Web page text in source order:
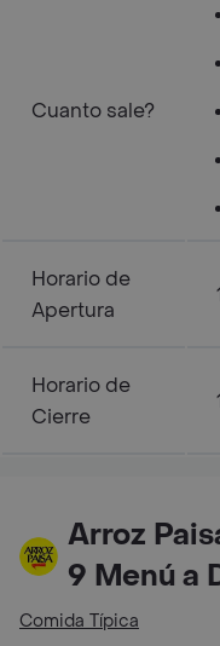
Cuanto sale?
Horario de
Apertura
Horario de
Cierre
Arroz
9 Menú a
Comida Típica